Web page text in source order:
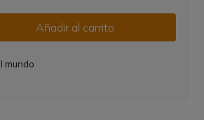
Añadir al carrito
mundo